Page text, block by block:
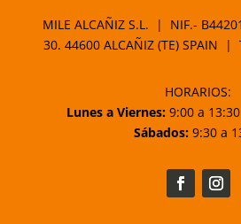
MILE ALCAÑIZ S.L. | NIF.-
30. 44600 ALCAÑIZ (TE) SPAIN
HORARIOS:
Lunes a Viernes: 9:00 a
Sábados:9:30 a